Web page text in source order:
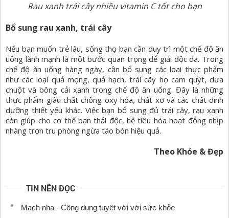
Rau xanh trái cây nhiều vitamin C tốt cho bạn
Bổ sung rau xanh, trái cây
Nếu bạn muốn trẻ lâu, sống thọ bạn cần duy trì một chế độ ăn
uống lành mạnh là một bước quan trọng để giải độc da. Trong
chế độ ăn uống hàng ngày, cần bổ sung các loại thực phẩm
như các loại quả mọng, quả hạch, trái cây họ cam quýt, dưa
chuột và bông cải xanh trong chế độ ăn uống. Đây là những
thực phẩm giàu chất chống oxy hóa, chất xơ và các chất dinh
dưỡng thiết yếu khác. Việc bạn bổ sung đủ trái cây, rau xanh
còn giúp cho cơ thể bạn thải độc, hệ tiêu hóa hoạt động nhịp
nhàng trơn tru phòng ngừa táo bón hiệu quả.
Theo Khỏe & Đẹp
TIN NÊN ĐỌC
Mạch nha - Công dụng tuyệt vời với sức khỏe